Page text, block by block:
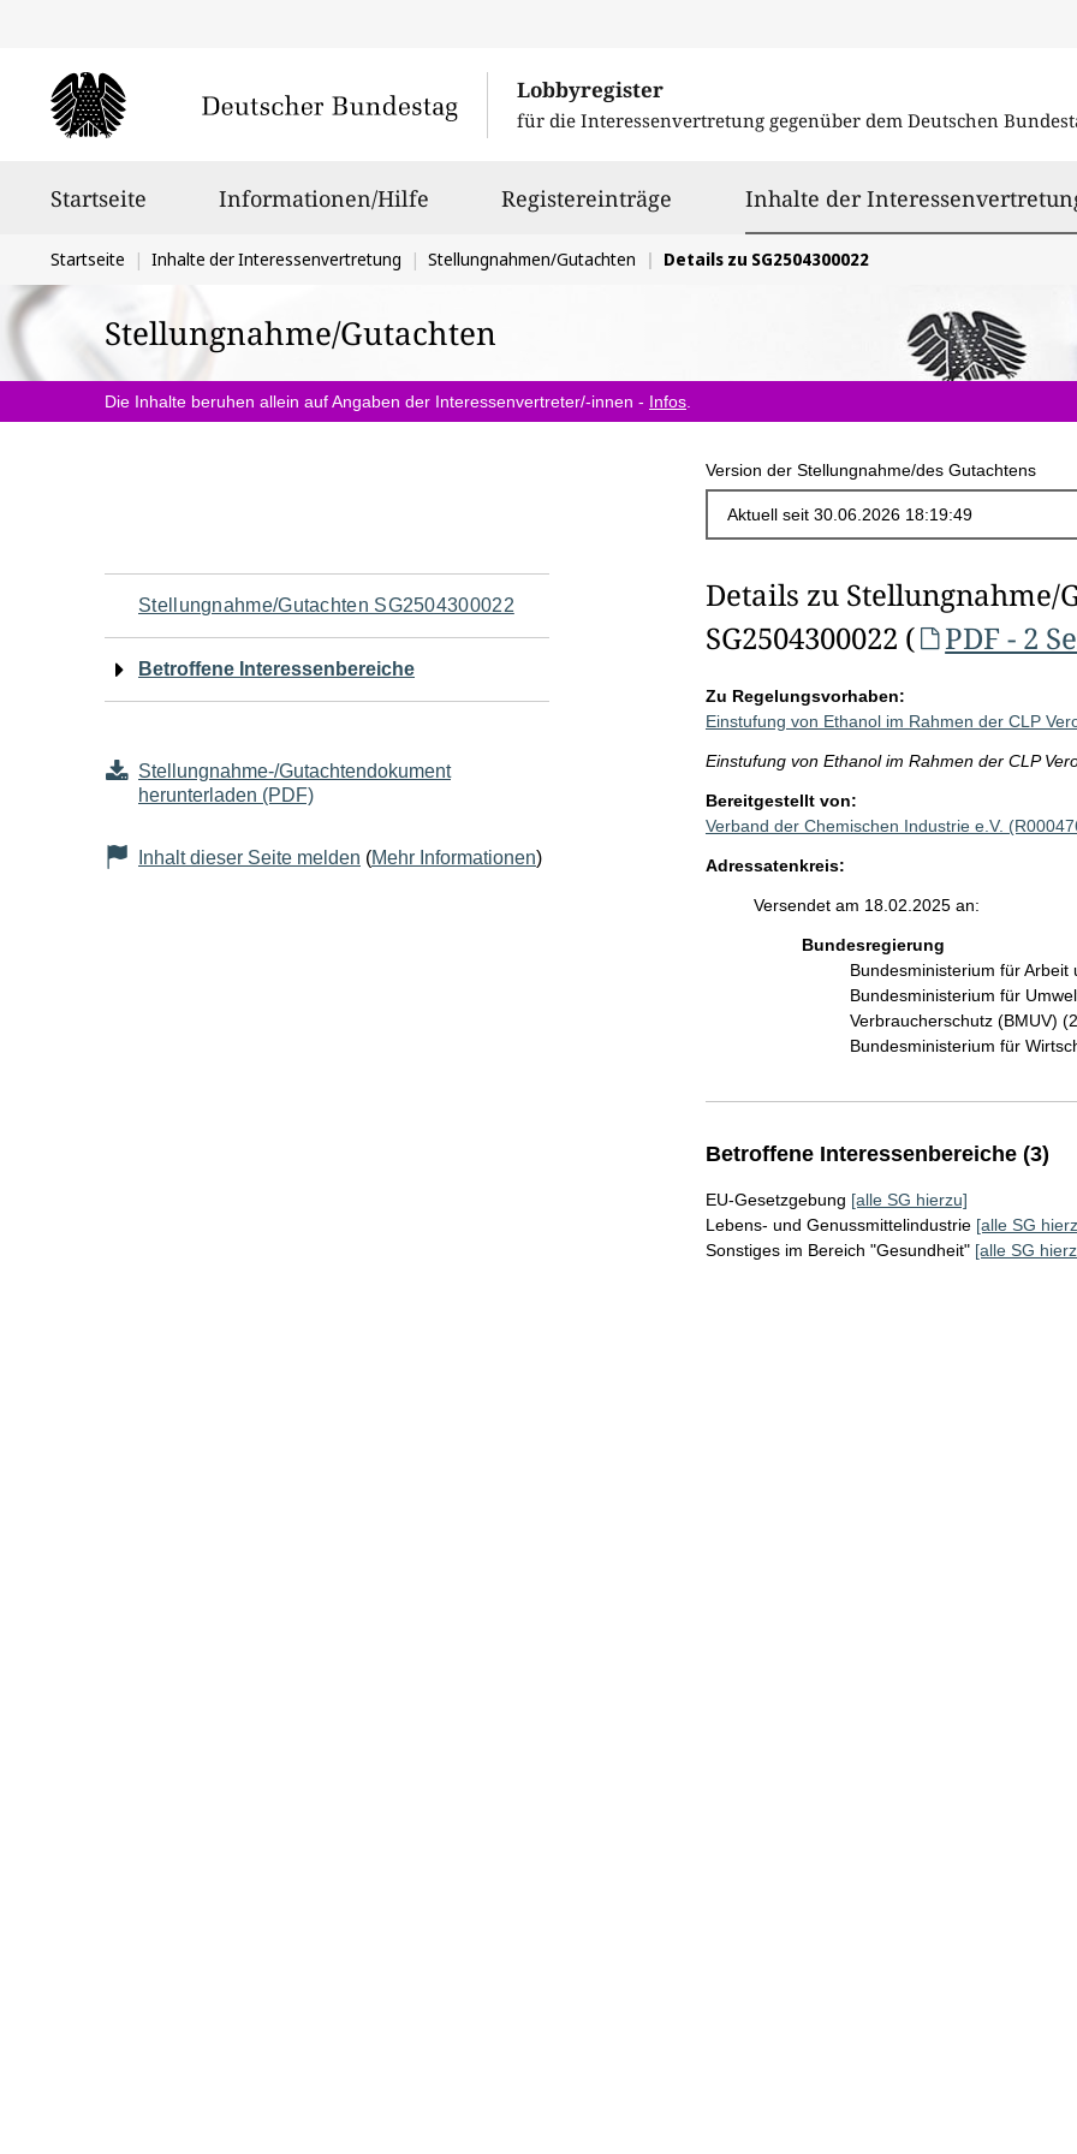
Lobbyregister
für die Interessenvertretung gegenüber dem Deutschen
Startseite Informationen/Hilfe Registereinträge Inhalte der
Sie
befinden
sich
hier:
Startseite Inhalte der Interessenvertretung Stellungnahmen/Gutachten Details zu SG2504300022
Stellungnahme/Gutachten
Die Inhalte beruhen allein auf Angaben der Interessenvertreter/-innen - Infos
Version der Stellungnahme/des Gutachtens
Navigation
für
Seiteninhalt
Stellungnahme/Gutachten SG2504300022
Betroffene Interessenbereiche
Stellungnahme-/Gutachtendokument
herunterladen (PDF)
Inhalt dieser Seite melden (Mehr Informationen)
Details zu Stellungnahme/
SG2504300022 (
PDF - 2
Zu Regelungsvorhaben:
Einstufung von Ethanol im Rahmen der CLP
Einstufung von Ethanol im Rahmen der CLP
Bereitgestellt von:
Verband der Chemischen Industrie e.V.
Adressatenkreis:
Versendet am 18.02.2025 an:
Bundesregierung
Bundesministerium für Arbeit
Bundesministerium für
Verbraucherschutz (BMUV)
Bundesministerium für
Betroffene Interessenbereiche (3)
EU-Gesetzgebung [alle SG hierzu]
Lebens- und Genussmittelindustrie [alle SG
Sonstiges im Bereich "Gesundheit" [alle SG